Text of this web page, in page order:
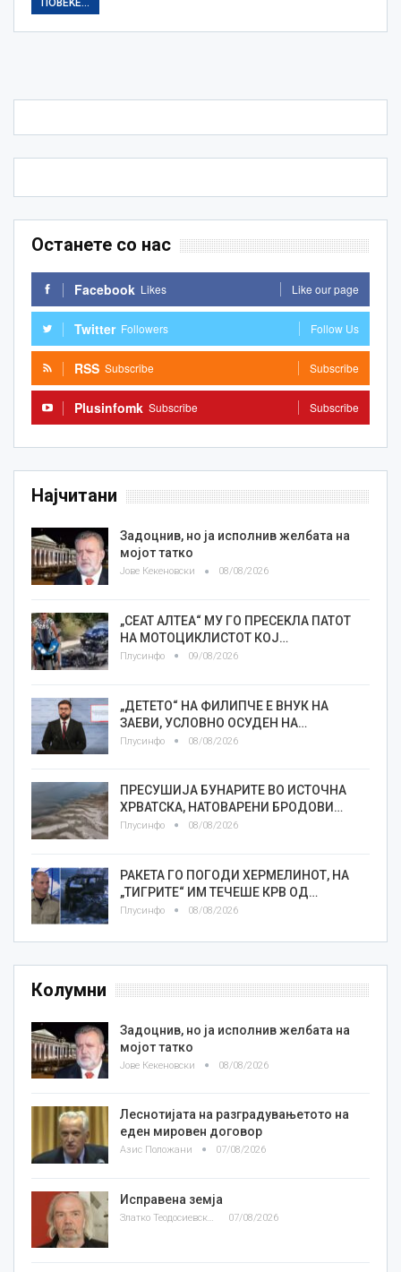
ПОВЕЌЕ...
Останете со нас
Facebook Likes Like our page
Twitter Followers Follow Us
RSS Subscribe Subscribe
Plusinfomk Subscribe Subscribe
Најчитани
Задоцнив, но ја исполнив желбата на
мојот татко
Јове Кекеновски 08/08/2026
„СЕАТ АЛТЕА“ МУ ГО ПРЕСЕКЛА ПАТОТ
НА МОТОЦИКЛИСТОТ КОЈ…
Плусинфо 09/08/2026
„ДЕТЕТО“ НА ФИЛИПЧЕ Е ВНУК НА
ЗАЕВИ, УСЛОВНО ОСУДЕН НА…
Плусинфо 08/08/2026
ПРЕСУШИЈА БУНАРИТЕ ВО ИСТОЧНА
ХРВАТСКА, НАТОВАРЕНИ БРОДОВИ…
Плусинфо 08/08/2026
РАКЕТА ГО ПОГОДИ ХЕРМЕЛИНОТ, НА
„ТИГРИТЕ“ ИМ ТЕЧЕШЕ КРВ ОД…
Плусинфо 08/08/2026
Колумни
Задоцнив, но ја исполнив желбата на
мојот татко
Јове Кекеновски 08/08/2026
Леснотијата на разградувањетото на
еден мировен договор
Азис Положани 07/08/2026
Исправена земја
Златко Теодосиевски 07/08/2026